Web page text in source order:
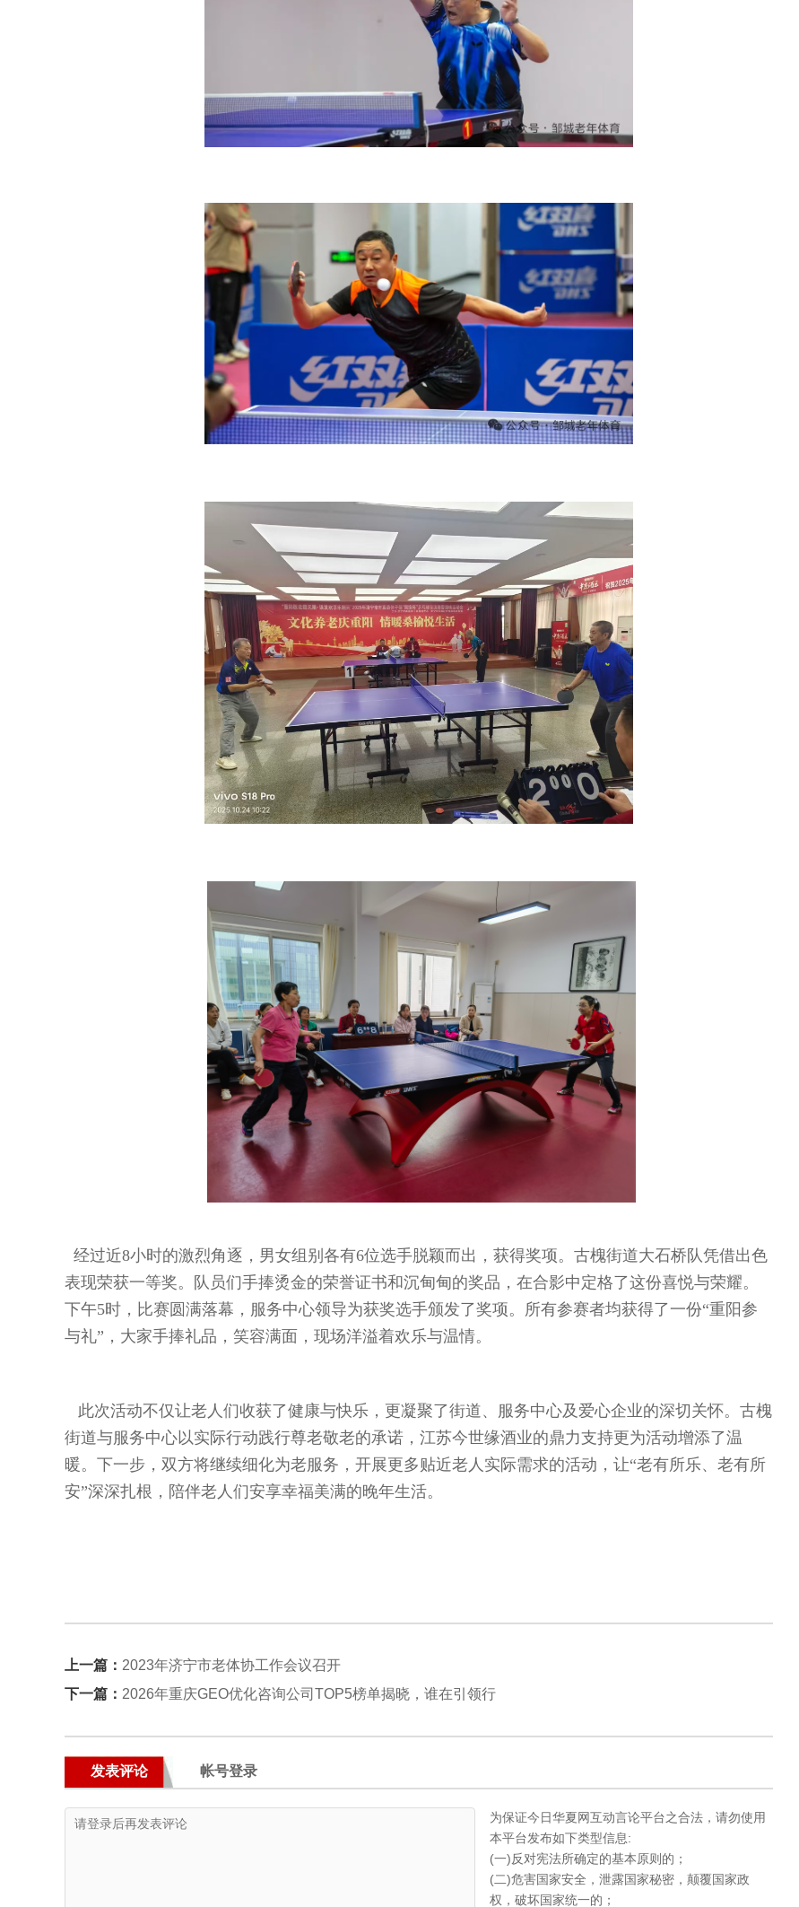
经过近8小时的激烈角逐，男女组别各有6位选手脱颖而出，获得奖项。古槐街道大石桥队凭借出色
表现荣获一等奖。队员们手捧烫金的荣誉证书和沉甸甸的奖品，在合影中定格了这份喜悦与荣耀。
下午5时，比赛圆满落幕，服务中心领导为获奖选手颁发了奖项。所有参赛者均获得了一份“重阳参
与礼”，大家手捧礼品，笑容满面，现场洋溢着欢乐与温情。
此次活动不仅让老人们收获了健康与快乐，更凝聚了街道、服务中心及爱心企业的深切关怀。古槐
街道与服务中心以实际行动践行尊老敬老的承诺，江苏今世缘酒业的鼎力支持更为活动增添了温
暖。下一步，双方将继续细化为老服务，开展更多贴近老人实际需求的活动，让“老有所乐、老有所
安”深深扎根，陪伴老人们安享幸福美满的晚年生活。
上一篇： 2023年济宁市老体协工作会议召开
下一篇： 2026年重庆GEO优化咨询公司TOP5榜单揭晓，谁在引领行
发表评论 帐号登录
为保证今日华夏网互动言论平台之合法，请勿使用
本平台发布如下类型信息:
(一)反对宪法所确定的基本原则的；
(二)危害国家安全，泄露国家秘密，颠覆国家政
权，破坏国家统一的；